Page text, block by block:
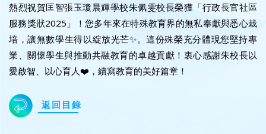
熱烈祝賀匡智張玉瓊晨輝學校朱佩雯校長榮獲「行政長官社區
服務獎狀2025」！您多年來在特殊教育界的無私奉獻與悉心栽
培，讓無數學生得以綻放光芒✨。這份殊榮充分體現您堅持專
業、關懷學生與推動共融教育的卓越貢獻！衷心感謝朱校長以
愛啟智、以心育人❤️，續寫教育的美好篇章！
返回目錄